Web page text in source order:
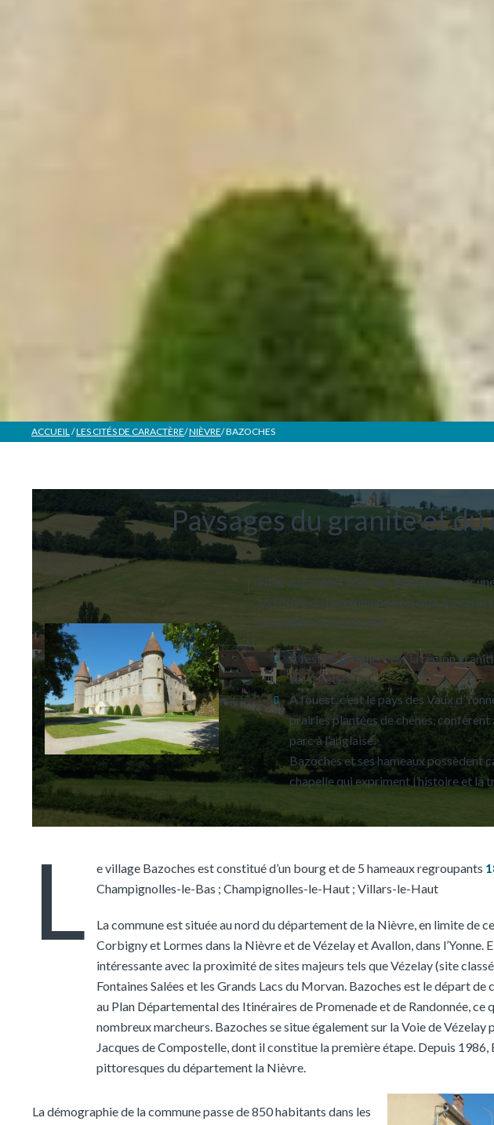
ACCUEIL/LES CITÉS DE CARACTÈRE/NIÈVRE/BAZOCHES
Paysages du granite et
Situé au contact Morvan-Bourgogne par
territoire de la commune présente les
du granite et du calcaire :
À l’est de la faille, c’est la région
ses forêts.
À l’ouest, c’est le pays des Vaux
prairies plantées de chênes, confèrent
parc à l’anglaise.
Bazoches et ses hameaux possèdent
chapelle qui expriment l’histoire et la
L e village Bazoches est constitué d’un bourg et de 5 hameaux regroupants
Champignolles-le-Bas ; Champignolles-le-Haut ; Villars-le-Haut
La commune est située au nord du département de la Nièvre, en limite de
Corbigny et Lormes dans la Nièvre et de Vézelay et Avallon, dans l’Yonne.
intéressante avec la proximité de sites majeurs tels que Vézelay (site
Fontaines Salées et les Grands Lacs du Morvan. Bazoches est le départ
au Plan Départemental des Itinéraires de Promenade et de Randonnée,
nombreux marcheurs. Bazoches se situe également sur la Voie de Vézelay
Jacques de Compostelle, dont il constitue la première étape. Depuis 1986,
pittoresques du département la Nièvre.
La démographie de la commune passe de 850 habitants dans les